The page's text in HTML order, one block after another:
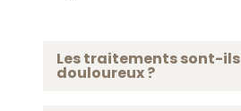
Les traitements sont-ils
douloureux ?